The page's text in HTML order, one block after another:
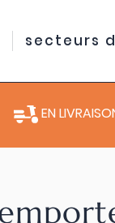
secteurs
EN